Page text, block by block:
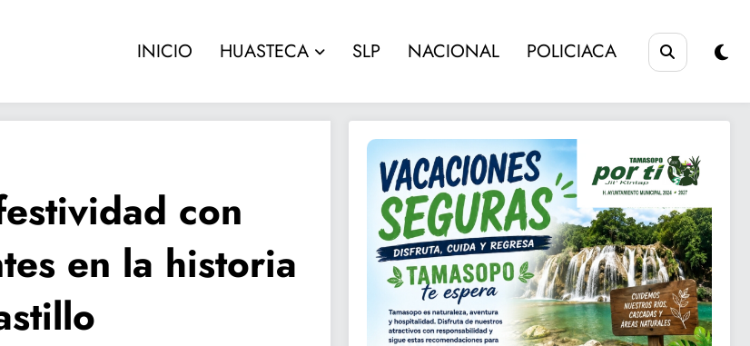
INICIO HUASTECA SLP NACIONAL POLICIACA
con
en la historia